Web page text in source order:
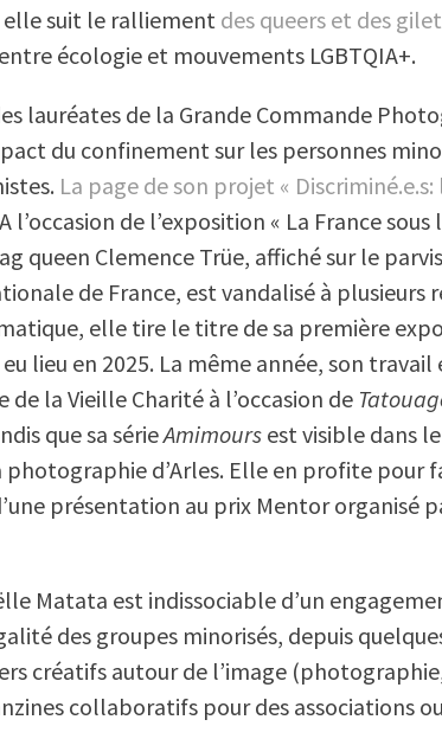
elle suit le ralliement des queers et des
écologie et mouvements LGBTQIA+.
lauréates de la Grande Commande
du confinement sur les personnes
La page de son projet «
l’occasion de l’exposition « La France sous
queen Clemence Trüe, affiché sur le
de France, est vandalisé à plusieurs
elle tire le titre de sa première
eu lieu en 2025. La même année, son
de la Vieille Charité à l’occasion de
que sa sérieAmimours est visible dans
photographie d’Arles. Elle en profite pour
présentation au prix Mentor organisé
Matata est indissociable d’un
des groupes minorisés, depuis
créatifs autour de l’image
collaboratifs pour des associations